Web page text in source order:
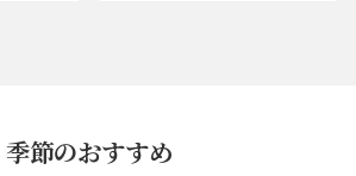
季節のおすすめ